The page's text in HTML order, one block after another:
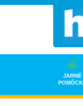
JARNÉ